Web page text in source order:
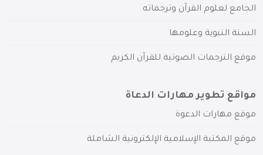
الجامع لعلوم القرآن وترجماته
السنة النبوية وعلومها
موقع الترجمات الصوتية للقرآن الكريم
مواقع تطوير مهارات الدعاة
موقع مهارات الدعوة
موقع المكتبة الإسلامية الإلكترونية الشاملة